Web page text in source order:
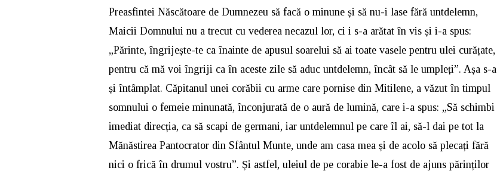
Preasfintei Născătoare de Dumnezeu să facă o minune și să nu-i lase fără untdelemn,
Maicii Domnului nu a trecut cu vederea necazul lor, ci i s-a arătat în vis și i-a spus:
„Părinte, îngrijește-te ca înainte de apusul soarelui să ai toate vasele pentru ulei curățate,
pentru că mă voi îngriji ca în aceste zile să aduc untdelemn, încât să le umpleți”. Așa s-a
și întâmplat. Căpitanul unei corăbii cu arme care pornise din Mitilene, a văzut în timpul
somnului o femeie minunată, înconjurată de o aură de lumină, care i-a spus: „Să schimbi
imediat direcția, ca să scapi de germani, iar untdelemnul pe care îl ai, să-l dai pe tot la
Mănăstirea Pantocrator din Sfântul Munte, unde am casa mea și de acolo să plecați fără
nici o frică în drumul vostru”. Și astfel, uleiul de pe corabie le-a fost de ajuns părinților